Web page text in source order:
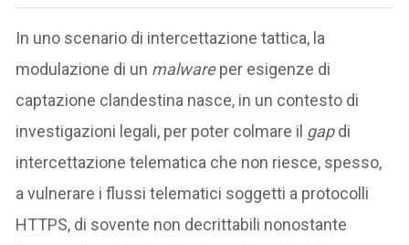
In uno scenario di intercettazione tattica, la
modulazione di un malwareper esigenze di
captazione clandestina nasce, in un contesto di
investigazioni legali, per poter colmare il gapdi
intercettazione telematica che non riesce, spesso,
a vulnerare i flussi telematici soggetti a protocolli
HTTPS, di sovente non decrittabili nonostante